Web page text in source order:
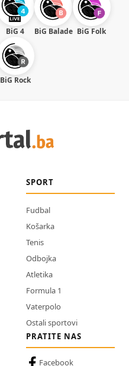
BiG 4 BiG Balade BiG Folk
BiG Rock
SPORT
Fudbal
Košarka
Tenis
Odbojka
Atletika
Formula 1
Vaterpolo
Ostali sportovi
PRATITE NAS
Facebook